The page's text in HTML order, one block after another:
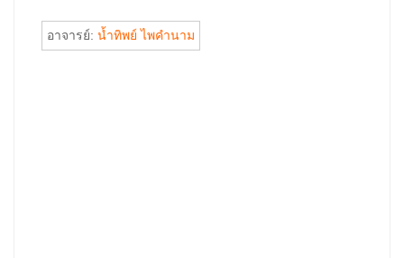
อาจารย์: น้ำทิพย์ ไพคำนาม